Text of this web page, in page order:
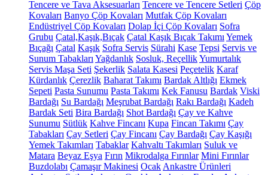
Tencere ve Tava Aksesuarları Tencere ve Tencere Setleri Çöp
Kovaları Banyo Çöp Kovaları Mutfak Çöp Kovaları
Endüstriyel Çöp Kovaları Dolap İçi Çöp Kovaları Sofra
Grubu Çatal,Kaşık,Bıçak Çatal Kaşık Bıçak Takımı Yemek
Bıçağı Çatal Kaşık Sofra Servis Sürahi Kase Tepsi Servis ve
Sunum Tabakları Yağdanlık Sosluk, ReçellikYumurtalık
Servis Maşa Seti Şekerlik Salata Kasesi Peçetelik Karaf
Kürdanlık Çerezlik Baharat Takımı Bardak Altlığı Ekmek
Sepeti Pasta Sunumu Pasta Takımı Kek Fanusu Bardak Viski
Bardağı Su Bardağı Meşrubat Bardağı Rakı Bardağı Kadeh
Bardak Seti Bira Bardağı Shot Bardağı Çay ve Kahve
Sunumu Sütlük Kahve Fincanı Kupa Fincan Takımı Çay
Tabakları Çay Setleri Çay Fincanı Çay Bardağı Çay Kaşığı
Yemek Takımları Tabaklar Kahvaltı Takımları Suluk ve
Matara Beyaz Eşya Fırın Mikrodalga Fırınlar Mini Fırınlar
Buzdolabı Çamaşır Makinesi Ocak Ankastre Ürünleri